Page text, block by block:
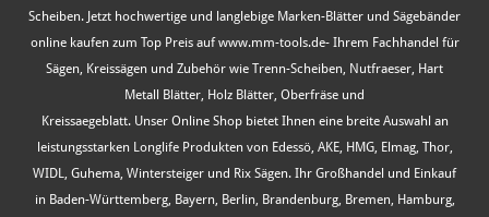
Scheiben. Jetzt hochwertige und langlebige Marken-Blätter und Sägebänder
online kaufen zum Top Preis auf www.mm-tools.de- Ihrem Fachhandel für
Sägen, Kreissägen und Zubehör wie Trenn-Scheiben, Nutfraeser, Hart
Metall Blätter, Holz Blätter, Oberfräse und
Kreissaegeblatt. Unser Online Shop bietet Ihnen eine breite Auswahl an
leistungsstarken Longlife Produkten von Edessö, AKE, HMG, Elmag, Thor,
WIDL, Guhema, Wintersteiger und Rix Sägen. Ihr Großhandel und Einkauf
in Baden-Württemberg, Bayern, Berlin, Brandenburg, Bremen, Hamburg,